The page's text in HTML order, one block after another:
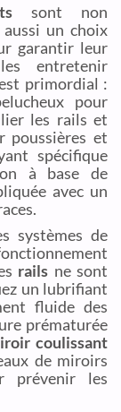
sont non
un choix
garantir leur
entretenir
primordial :
pour
les rails et
poussières et
spécifique
à base de
avec un
systèmes de
rails ne sont
un lubrifiant
fluide des
prématurée
coulissant
de miroirs
prévenir les